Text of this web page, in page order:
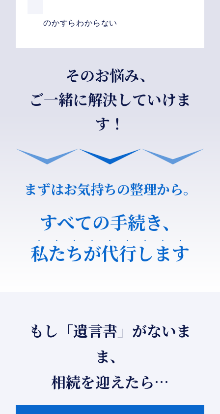
のかすらわからない
そのお悩み、
ご一緒に解決していけま
す！
まずはお気持ちの整理から。
すべての手続き、
私たちが代行します
もし「遺言書」がないま
ま、
相続を迎えたら…